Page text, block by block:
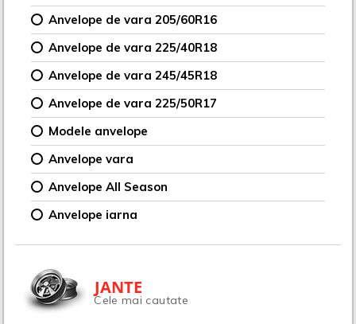
Anvelope de vara 205/60R16
Anvelope de vara 225/40R18
Anvelope de vara 245/45R18
Anvelope de vara 225/50R17
Modele anvelope
Anvelope vara
Anvelope All Season
Anvelope iarna
JANTE
Cele mai cautate